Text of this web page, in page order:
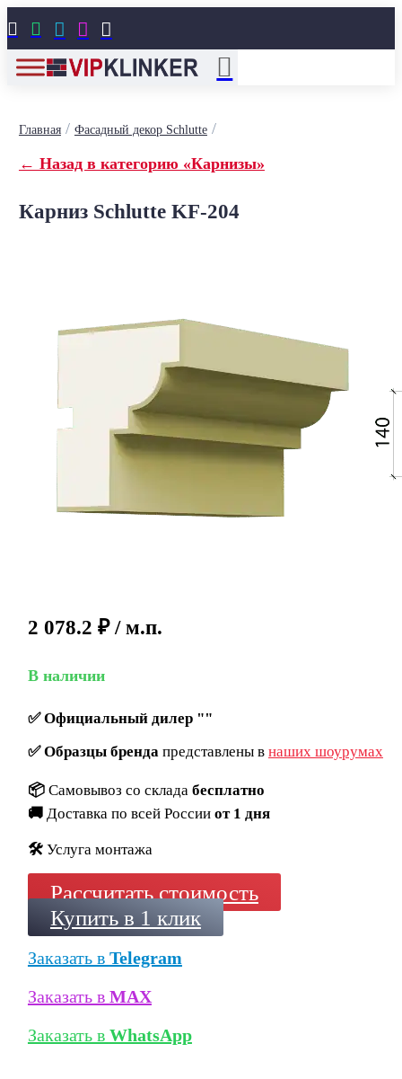
    
Главная/ Фасадный декор Schlutte/
← Назад в категорию «Карнизы»
Карниз Schlutte KF-204
2 078.2 ₽ / м.п.
В наличии
✅Официальный дилер ""
✅Образцы брендапредставлены в наших шоурумах
📦 Самовывоз со склада бесплатно
🚚 Доставка по всей России от 1 дня
🛠️ Услуга монтажа
Рассчитать стоимость
Купить в 1 клик
Заказать в Telegram
Заказать в MAX
Заказать в WhatsApp